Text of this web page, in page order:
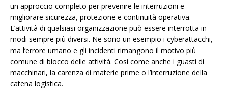
un approccio completo per prevenire le interruzioni e
migliorare sicurezza, protezione e continuità operativa.
L’attività di qualsiasi organizzazione può essere interrotta in
modi sempre più diversi. Ne sono un esempio i cyberattacchi,
ma l’errore umano e gli incidenti rimangono il motivo più
comune di blocco delle attività. Così come anche i guasti di
macchinari, la carenza di materie prime o l’interruzione della
catena logistica.